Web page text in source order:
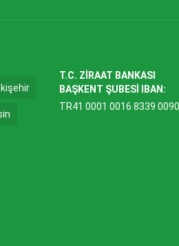
T.C. ZİRAAT BANKASI
BAŞKENT ŞUBESİ IBAN:
TR41 0001 0016 8339